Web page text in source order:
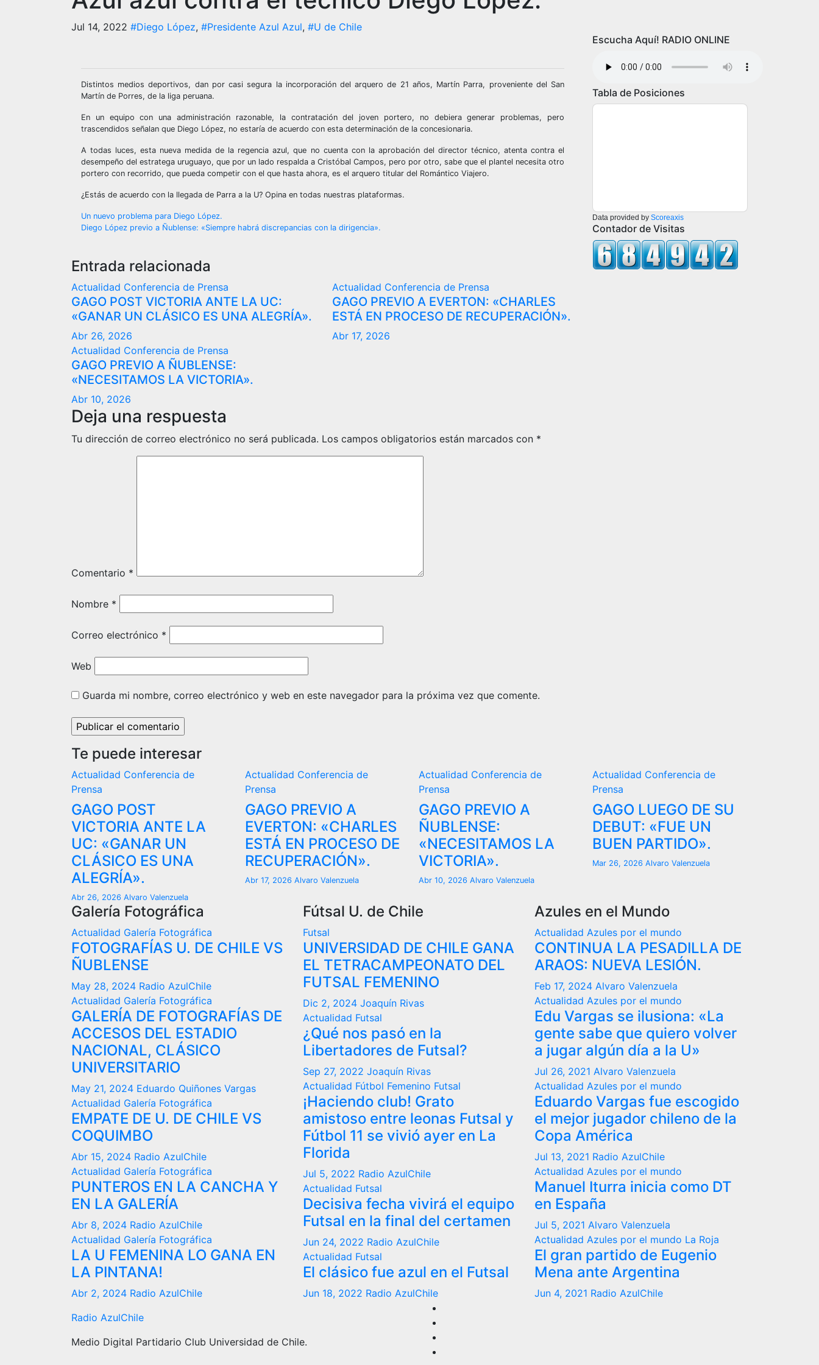
Jul 14, 2022 #Diego López, #Presidente Azul Azul, #U de Chile
Distintos medios deportivos, dan por casi segura la incorporación del arquero de 21 años, Martín Parra, proveniente del San
Martín de Porres, de la liga peruana.
En un equipo con una administración razonable, la contratación del joven portero, no debiera generar problemas, pero
trascendidos señalan que Diego López, no estaría de acuerdo con esta determinación de la concesionaria.
A todas luces, esta nueva medida de la regencia azul, que no cuenta con la aprobación del director técnico, atenta contra el
desempeño del estratega uruguayo, que por un lado respalda a Cristóbal Campos, pero por otro, sabe que el plantel necesita otro
portero con recorrido, que pueda competir con el que hasta ahora, es el arquero titular del Romántico Viajero.
¿Estás de acuerdo con la llegada de Parra a la U? Opina en todas nuestras plataformas.
Navegación
entradas
Un nuevo problema para Diego López.
Diego López previo a Ñublense: «Siempre habrá discrepancias con la dirigencia».
Entrada relacionada
Actualidad Conferencia de Prensa
GAGO POST VICTORIA ANTE LA UC:
«GANAR UN CLÁSICO ES UNA ALEGRÍA».
Abr 26, 2026
Actualidad Conferencia de Prensa
GAGO PREVIO A EVERTON: «CHARLES
ESTÁ EN PROCESO DE RECUPERACIÓN».
Abr 17, 2026
Actualidad Conferencia de Prensa
GAGO PREVIO A ÑUBLENSE:
«NECESITAMOS LA VICTORIA».
Abr 10, 2026
Deja una respuesta
Tu dirección de correo electrónico no será publicada. Los campos obligatorios están marcados con *
Comentario *
Nombre *
Correo electrónico *
Web
Guarda mi nombre, correo electrónico y web en este navegador para la próxima vez que comente.
Escucha Aquí! RADIO ONLINE
Tabla de Posiciones
Data provided by Scoreaxis
Contador de Visitas
Te puede interesar
Actualidad Conferencia de
Prensa
GAGO POST
VICTORIA ANTE LA
UC: «GANAR UN
CLÁSICO ES UNA
ALEGRÍA».
Abr 26, 2026 Alvaro Valenzuela
Actualidad Conferencia de
Prensa
GAGO PREVIO A
EVERTON: «CHARLES
ESTÁ EN PROCESO DE
RECUPERACIÓN».
Abr 17, 2026 Alvaro Valenzuela
Actualidad Conferencia de
Prensa
GAGO PREVIO A
ÑUBLENSE:
«NECESITAMOS LA
VICTORIA».
Abr 10, 2026 Alvaro Valenzuela
Actualidad Conferencia de
Prensa
GAGO LUEGO DE SU
DEBUT: «FUE UN
BUEN PARTIDO».
Mar 26, 2026 Alvaro Valenzuela
Galería Fotográfica
Actualidad Galería Fotográfica
FOTOGRAFÍAS U. DE CHILE VS
ÑUBLENSE
May 28, 2024 Radio AzulChile
Actualidad Galería Fotográfica
GALERÍA DE FOTOGRAFÍAS DE
ACCESOS DEL ESTADIO
NACIONAL, CLÁSICO
UNIVERSITARIO
May 21, 2024 Eduardo Quiñones Vargas
Actualidad Galería Fotográfica
EMPATE DE U. DE CHILE VS
COQUIMBO
Abr 15, 2024 Radio AzulChile
Actualidad Galería Fotográfica
PUNTEROS EN LA CANCHA Y
EN LA GALERÍA
Abr 8, 2024 Radio AzulChile
Actualidad Galería Fotográfica
LA U FEMENINA LO GANA EN
LA PINTANA!
Abr 2, 2024 Radio AzulChile
Fútsal U. de Chile
Futsal
UNIVERSIDAD DE CHILE GANA
EL TETRACAMPEONATO DEL
FUTSAL FEMENINO
Dic 2, 2024 Joaquín Rivas
Actualidad Futsal
¿Qué nos pasó en la
Libertadores de Futsal?
Sep 27, 2022 Joaquín Rivas
Actualidad Fútbol Femenino Futsal
¡Haciendo club! Grato
amistoso entre leonas Futsal y
Fútbol 11 se vivió ayer en La
Florida
Jul 5, 2022 Radio AzulChile
Actualidad Futsal
Decisiva fecha vivirá el equipo
Futsal en la final del certamen
Jun 24, 2022 Radio AzulChile
Actualidad Futsal
El clásico fue azul en el Futsal
Jun 18, 2022 Radio AzulChile
Azules en el Mundo
Actualidad Azules por el mundo
CONTINUA LA PESADILLA DE
ARAOS: NUEVA LESIÓN.
Feb 17, 2024 Alvaro Valenzuela
Actualidad Azules por el mundo
Edu Vargas se ilusiona: «La
gente sabe que quiero volver
a jugar algún día a la U»
Jul 26, 2021 Alvaro Valenzuela
Actualidad Azules por el mundo
Eduardo Vargas fue escogido
el mejor jugador chileno de la
Copa América
Jul 13, 2021 Radio AzulChile
Actualidad Azules por el mundo
Manuel Iturra inicia como DT
en España
Jul 5, 2021 Alvaro Valenzuela
Actualidad Azules por el mundo La Roja
El gran partido de Eugenio
Mena ante Argentina
Jun 4, 2021 Radio AzulChile
Radio AzulChile
Medio Digital Partidario Club Universidad de Chile.